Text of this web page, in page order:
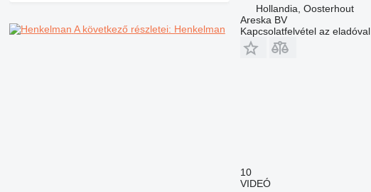
A következő részletei: Henkelman
Hollandia, Oosterhout
Areska BV
Kapcsolatfelvétel az eladóval
10
VIDEÓ